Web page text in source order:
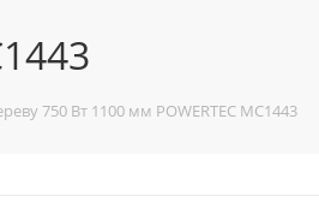
750 Вт 1100 мм POWERTEC MC1443